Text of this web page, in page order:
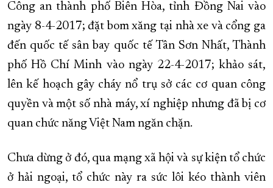
Công an thành phố Biên Hòa, tỉnh Đồng Nai vào
ngày 8-4-2017; đặt bom xăng tại nhà xe và cổng ga
đến quốc tế sân bay quốc tế Tân Sơn Nhất, Thành
phố Hồ Chí Minh vào ngày 22-4-2017; khảo sát,
lên kế hoạch gây cháy nổ trụ sở các cơ quan công
quyền và một số nhà máy, xí nghiệp nhưng đã bị cơ
quan chức năng Việt Nam ngăn chặn.
Chưa dừng ở đó, qua mạng xã hội và sự kiện tổ chức
ở hải ngoại, tổ chức này ra sức lôi kéo thành viên